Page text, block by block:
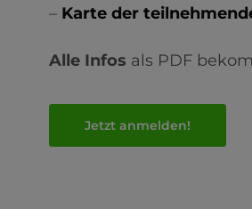
– Karte der
Alle Infos als PDF
Jetzt anmelden!